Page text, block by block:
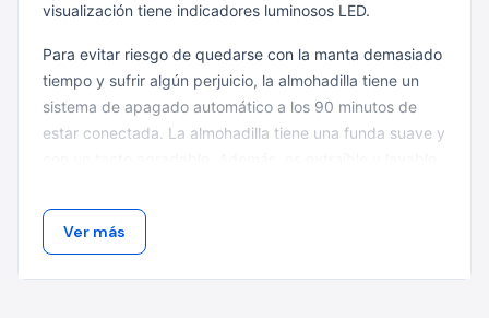
visualización tiene indicadores luminosos LED.
Para evitar riesgo de quedarse con la manta demasiado
tiempo y sufrir algún perjuicio, la almohadilla tiene un
sistema de apagado automático a los 90 minutos de
estar conectada. La almohadilla tiene una funda suave y
tenerla en buenas condiciones. A modo de seguridad,
en el caso de que la almohadilla se sobrecaliente, ésta
Ver más